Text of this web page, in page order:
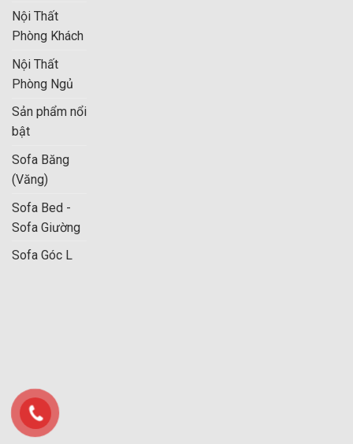
Nội Thất
Phòng Khách
Nội Thất
Phòng Ngủ
Sản phẩm nổi
bật
Sofa Băng
(Văng)
Sofa Bed -
Sofa Giường
Sofa Góc L